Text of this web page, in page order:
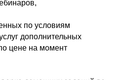
по условиям
дополнительных
цене на момент